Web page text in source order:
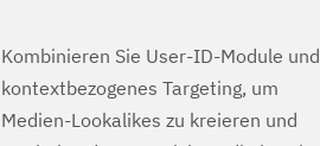
Kombinieren Sie User-ID-Module und
kontextbezogenes Targeting, um
Medien-Lookalikes zu kreieren und